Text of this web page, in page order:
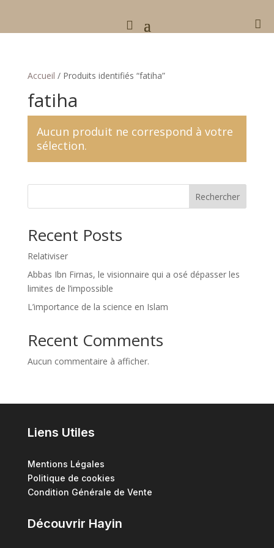

Accueil / Produits identifiés “fatiha”
fatiha
Aucun produit ne correspond à votre
sélection.
Rechercher
Recent Posts
Relativiser
Abbas Ibn Firnas, le visionnaire qui a osé dépasser les
limites de l’impossible
L’importance de la science en Islam
Recent Comments
Aucun commentaire à afficher.
Liens Utiles
Mentions Légales
Politique de cookies
Condition Générale de Vente
Découvrir Hayin